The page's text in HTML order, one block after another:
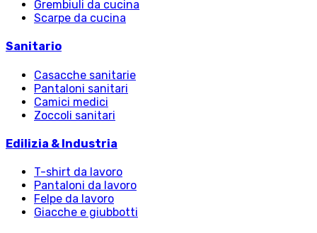
Grembiuli da cucina
Scarpe da cucina
Sanitario
Casacche sanitarie
Pantaloni sanitari
Camici medici
Zoccoli sanitari
Edilizia & Industria
T-shirt da lavoro
Pantaloni da lavoro
Felpe da lavoro
Giacche e giubbotti